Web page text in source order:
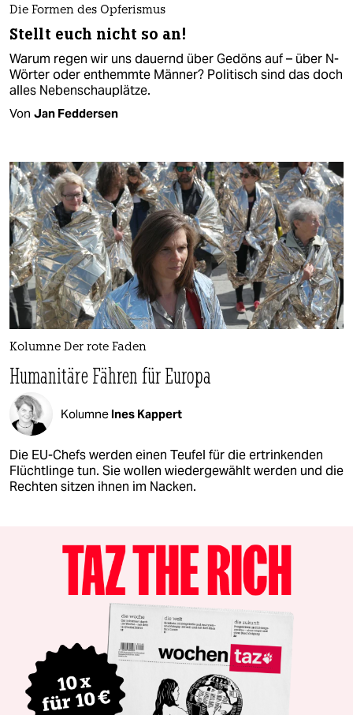
Die Formen des Opferismus
Stellt euch nicht so an!
Warum regen wir uns dauernd über Gedöns auf – über N-
Wörter oder enthemmte Männer? Politisch sind das doch
alles Nebenschauplätze.
Von Jan Feddersen
Kolumne Der rote Faden
Humanitäre Fähren für Europa
Kolumne Ines Kappert
Die EU-Chefs werden einen Teufel für die ertrinkenden
Flüchtlinge tun. Sie wollen wiedergewählt werden und die
Rechten sitzen ihnen im Nacken.